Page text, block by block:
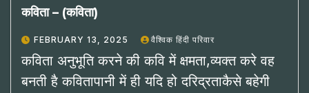
कविता – (कविता)
FEBRUARY 13, 2025 वैश्विक हिंदी परिवार
कविता अनुभूति करने की कवि में क्षमता,व्यक्त करे वह
बनती है कवितापानी में ही यदि हो दरिद्रताकैसे बहेगी